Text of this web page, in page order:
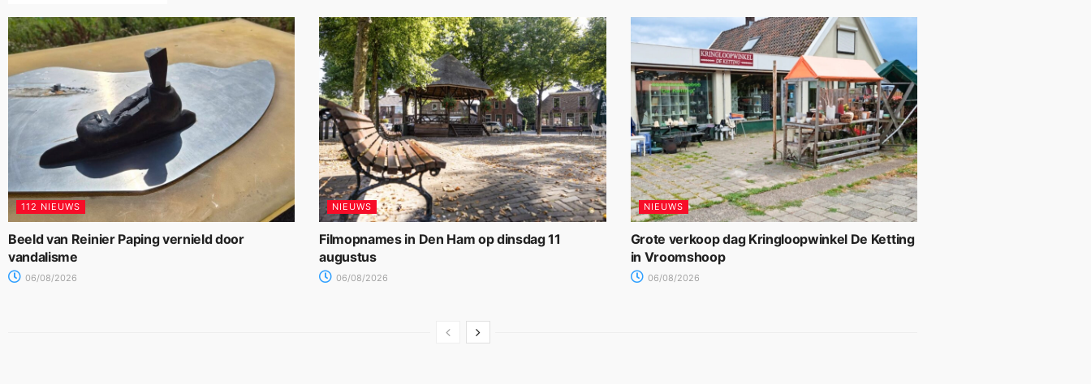
112 NIEUWS
Beeld van Reinier Paping vernield door
vandalisme
06/08/2026
NIEUWS
Filmopnames in Den Ham op dinsdag 11
augustus
06/08/2026
NIEUWS
Grote verkoop dag Kringloopwinkel De Ketting
in Vroomshoop
06/08/2026